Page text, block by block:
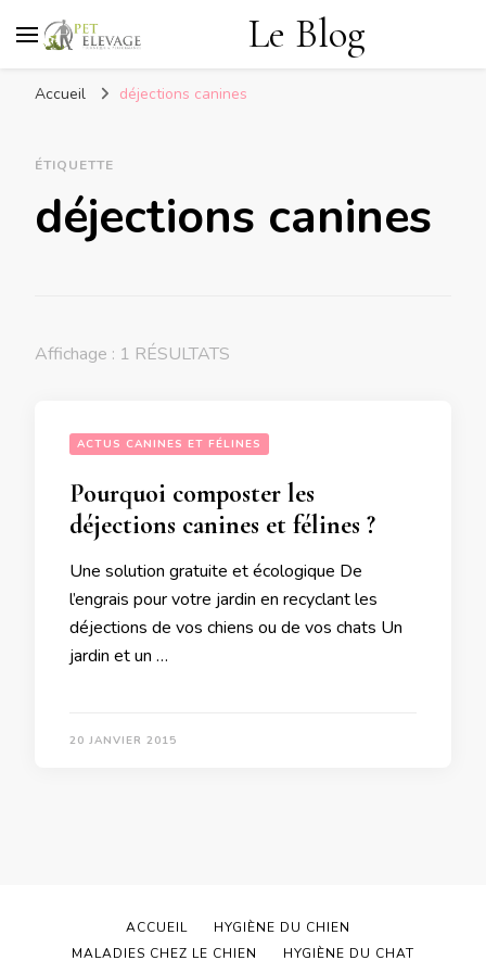
Le Blog
Accueil déjections canines
ÉTIQUETTE
déjections canines
Affichage : 1 RÉSULTATS
ACTUS CANINES ET FÉLINES
Pourquoi composter les
déjections canines et félines ?
Une solution gratuite et écologique De
l’engrais pour votre jardin en recyclant les
déjections de vos chiens ou de vos chats Un
jardin et un …
20 JANVIER 2015
ACCUEIL
HYGIÈNE DU CHIEN
MALADIES CHEZ LE CHIEN
HYGIÈNE DU CHAT